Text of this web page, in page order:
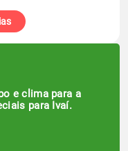
e clima para a
para Ivaí.